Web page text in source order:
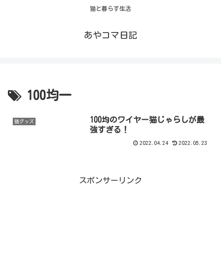
猫と暮らす生活
あやコマ日記
100均一
猫グッズ
100均のワイヤー猫じゃらしが最
強すぎる！
2022.04.24 2022.05.23
スポンサーリンク